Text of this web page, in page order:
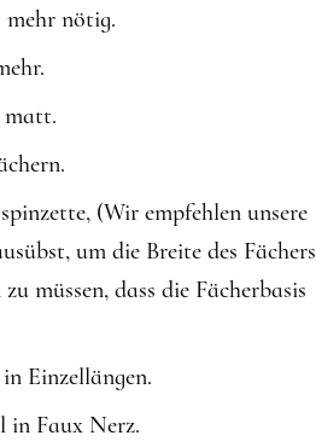
mehr nötig.
matt.
(Wir empfehlen unsere
um die Breite des Fächers
müssen, dass die Fächerbasis
Einzellängen.
in Faux Nerz.